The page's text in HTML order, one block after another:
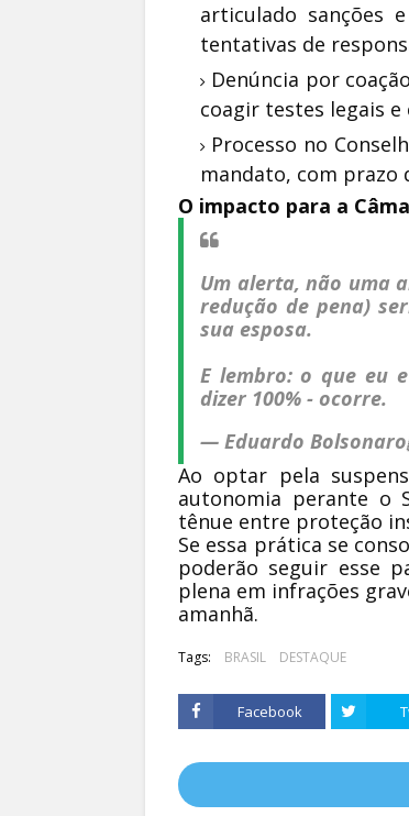
articulado sanções
tentativas de
Denúncia por
coagir testes legais
Processo no
mandato, com prazo
O impacto para a
Um alerta, não uma
redução de pena)
sua esposa.
E lembro: o que eu
dizer 100% - ocorre.
— Eduardo
Ao optar pela
autonomia perante o
tênue entre proteção
Se essa prática se
poderão seguir esse
plena em infrações
amanhã.
Tags: BRASIL DESTAQUE
Facebook